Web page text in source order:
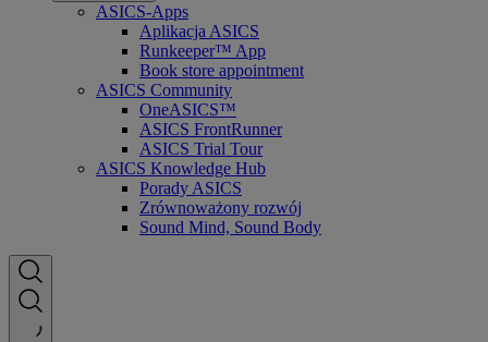
ASICS-Apps
Aplikacja ASICS
Runkeeper™ App
Book store appointment
ASICS Community
OneASICS™
ASICS FrontRunner
ASICS Trial Tour
ASICS Knowledge Hub
Porady ASICS
Zrównoważony rozwój
Sound Mind, Sound Body